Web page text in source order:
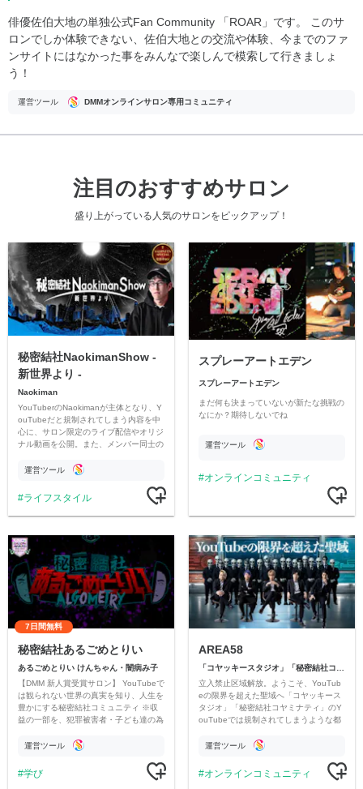
俳優佐伯大地の単独公式Fan Community 「ROAR」です。 このサ
ロンでしか体験できない、佐伯大地との交流や体験、今までのファ
ンサイトにはなかった事をみんなで楽しんで模索して行きましょ
う！
運営ツール DMMオンラインサロン専用コミュニティ
注目のおすすめサロン
盛り上がっている人気のサロンをピックアップ！
秘密結社NaokimanShow -
新世界より -
Naokiman
YouTuberのNaokimanが主体となり、Y
ouTubeだと規制されてしまう内容を中
心に、サロン限定のライブ配信やオリジ
ナル動画を公開。また、メンバー同士の
ただいています。
運営ツール
ライフスタイル
スプレーアートエデン
スプレーアートエデン
まだ何も決まっていないが新たな挑戦の
なにか？期待しないでね
運営ツール
オンラインコミュニティ
7日間無料
秘密結社あるごめとりい
あるごめとりい けんちゃん・闇病み子
【DMM 新人賞受賞サロン】 YouTubeで
は観られない世界の真実を知り、人生を
豊かにする秘密結社コミュニティ ※収
益の一部を、犯罪被害者・子ども達の為
す運営ツール
学び
AREA58
立入禁止区域解放。ようこそ、YouTub
eの限界を超えた聖域へ「コヤッキース
タジオ」「秘密結社コヤミナティ」のY
ouTubeでは規制されてしまうような都
公開。
運営ツール
オンラインコミュニティ